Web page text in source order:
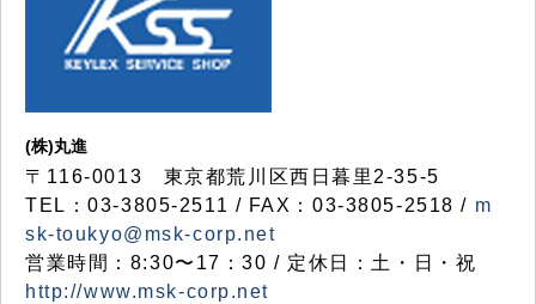
(株)丸進
〒116-0013 東京都荒川区西日暮里2-35-5
TEL：03-3805-2511 / FAX：03-3805-2518 / m
sk-toukyo@msk-corp.net
営業時間：8:30〜17：30 / 定休日：土・日・祝
http://www.msk-corp.net